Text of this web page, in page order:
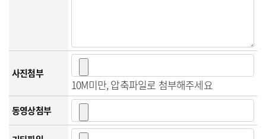
사진첨부
10M미만, 압축파일로 첨부해주세요
동영상첨부